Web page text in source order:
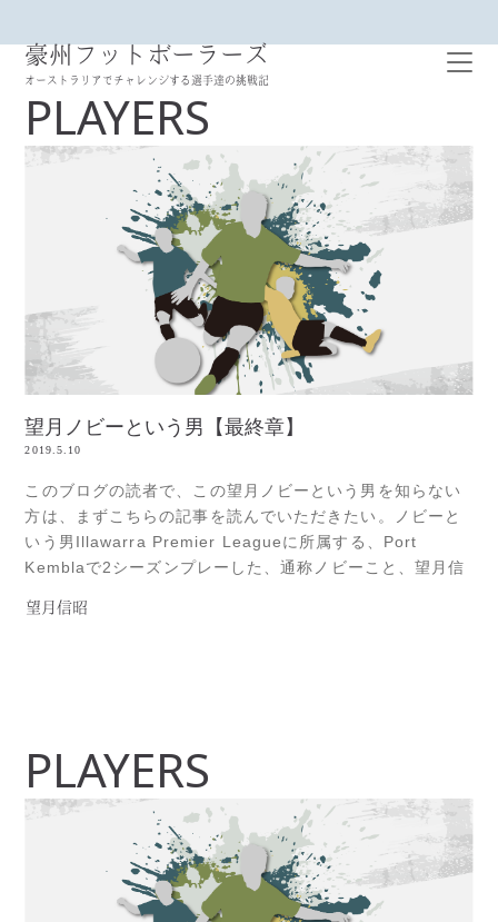
豪州フットボーラーズ
オーストラリアでチャレンジする選手達の挑戦記
PLAYERS
望月ノビーという男【最終章】
2019.5.10
このブログの読者で、この望月ノビーという男を知らない
方は、まずこちらの記事を読んでいただきたい。ノビーと
いう男Illawarra Premier Leagueに所属する、Port
Kemblaで2シーズンプレーした、通称ノビーこと、望月信
シーズン途中に本人から聞いていた。派手さは決してない
望月信昭
PLAYERS